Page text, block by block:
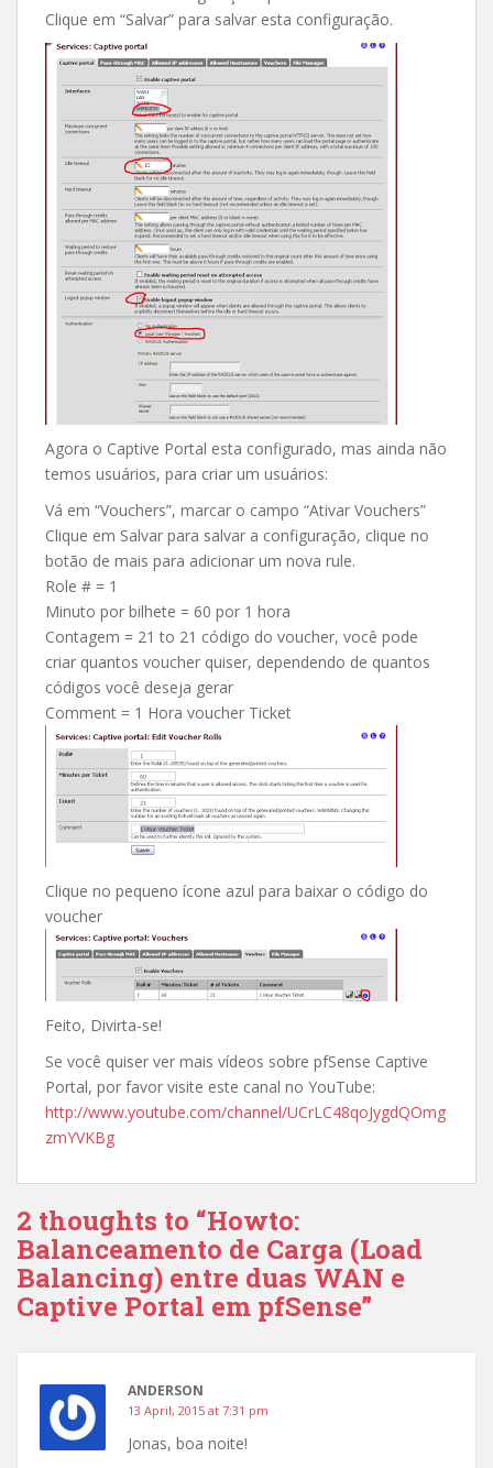
Clique em “Salvar” para salvar esta configuração.
Agora o Captive Portal esta configurado, mas ainda não
temos usuários, para criar um usuários:
Vá em “Vouchers”, marcar o campo “Ativar Vouchers”
Clique em Salvar para salvar a configuração, clique no
botão de mais para adicionar um nova rule.
Role # = 1
Minuto por bilhete = 60 por 1 hora
Contagem = 21 to 21 código do voucher, você pode
criar quantos voucher quiser, dependendo de quantos
códigos você deseja gerar
Comment = 1 Hora voucher Ticket
Clique no pequeno ícone azul para baixar o código do
voucher
Feito, Divirta-se!
Se você quiser ver mais vídeos sobre pfSense Captive
Portal, por favor visite este canal no YouTube:
http://www.youtube.com/channel/UCrLC48qoJygdQOmg
zmYVKBg
2 thoughts to “Howto:
Balanceamento de Carga (Load
Balancing) entre duas WAN e
Captive Portal em pfSense”
ANDERSON
13 April, 2015 at 7:31 pm
Jonas, boa noite!